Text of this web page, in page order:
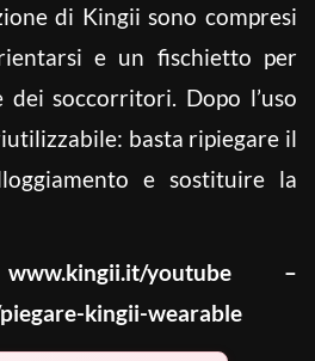
di Kingii sono compresi
e un fischietto per
dei soccorritori. Dopo l’uso
basta ripiegare il
e sostituire la
www.kingii.it/youtube –
kingii-wearable